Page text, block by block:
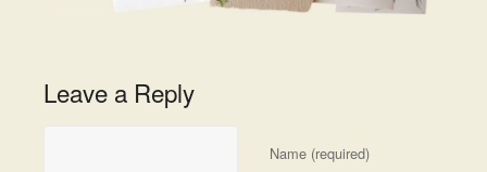
Leave a Reply
Name (required)